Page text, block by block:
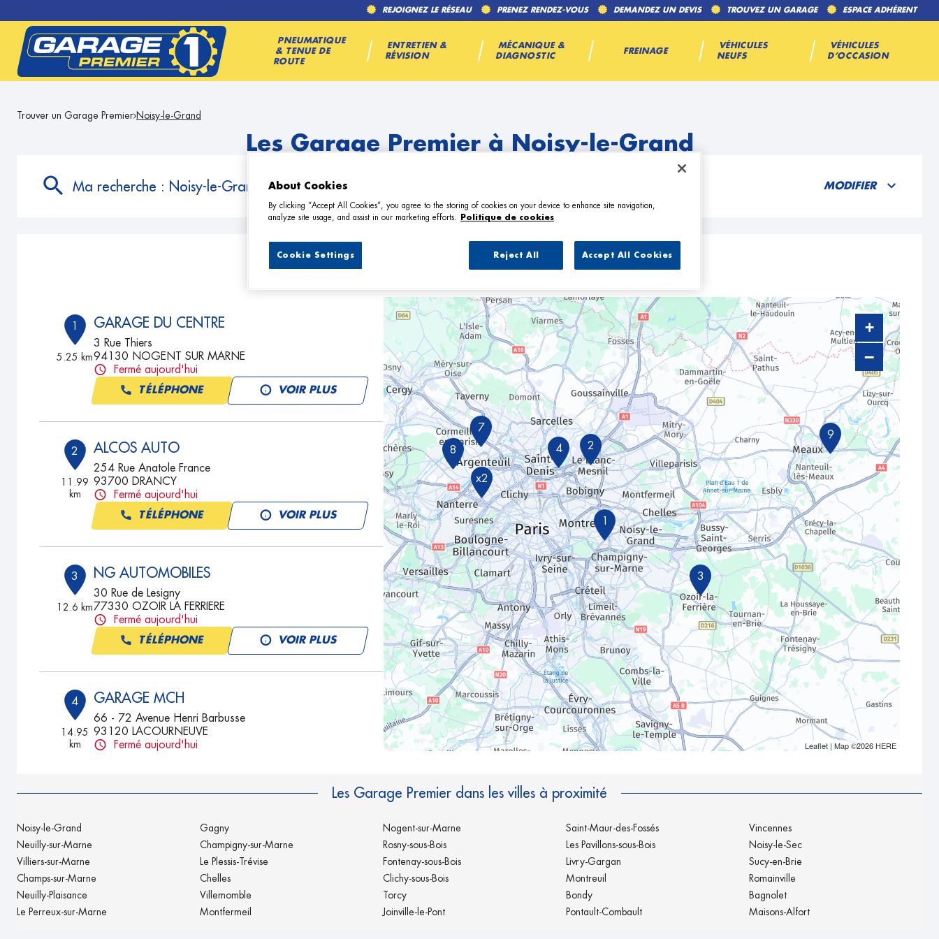
REJOIGNEZ LE RÉSEAU PRENEZ RENDEZ-VOUS DEMANDEZ UN DEVIS TROUVEZ UN GARAGE ESPACE ADHÉRENT
PNEUMATIQUE
& TENUE DE
ROUTE
ENTRETIEN &
RÉVISION
MÉCANIQUE &
DIAGNOSTIC
FREINAGE
VÉHICULES
NEUFS
VÉHICULES
D’OCCASION
Trouver un Garage Premier Noisy-le-Grand
Les Garage Premier à Noisy-le-Grand
Ma recherche : Noisy-le-Grand MODIFIER
9 Garage Premier à Noisy-le-Grand
1
5.25 km
GARAGE DU CENTRE
3 Rue Thiers
94130 NOGENT SUR MARNE
Fermé aujourd'hui
TÉLÉPHONE VOIR PLUS
2
11.99
km
ALCOS AUTO
254 Rue Anatole France
93700 DRANCY
Fermé aujourd'hui
TÉLÉPHONE VOIR PLUS
3
12.6 km
NG AUTOMOBILES
30 Rue de Lesigny
77330 OZOIR LA FERRIERE
Fermé aujourd'hui
TÉLÉPHONE VOIR PLUS
4
14.95
km
GARAGE MCH
66 - 72 Avenue Henri Barbusse
93120 LACOURNEUVE
Fermé aujourd'hui
5
23.33
11 BIS RUE PARMENTIER
TÉLÉPHONE
9
7
8
x2
3
1
4 2
+
−
Leaflet| Map ©2026 HERE
Les Garage Premier dans les villes à proximité
Noisy-le-Grand
Neuilly-sur-Marne
Villiers-sur-Marne
Champs-sur-Marne
Neuilly-Plaisance
Le Perreux-sur-Marne
Gagny
Champigny-sur-Marne
Le Plessis-Trévise
Chelles
Villemomble
Montfermeil
Nogent-sur-Marne
Rosny-sous-Bois
Fontenay-sous-Bois
Clichy-sous-Bois
Torcy
Joinville-le-Pont
Saint-Maur-des-Fossés
Les Pavillons-sous-Bois
Livry-Gargan
Montreuil
Bondy
Pontault-Combault
Vincennes
Noisy-le-Sec
Sucy-en-Brie
Romainville
Bagnolet
Maisons-Alfort
About Cookies
By clicking “Accept All Cookies”, you agree to the storing of cookies on your device to enhance site navigation,
analyze site usage, and assist in our marketing efforts.
Politique de cookies
Reject All Accept All Cookies
Cookie Settings